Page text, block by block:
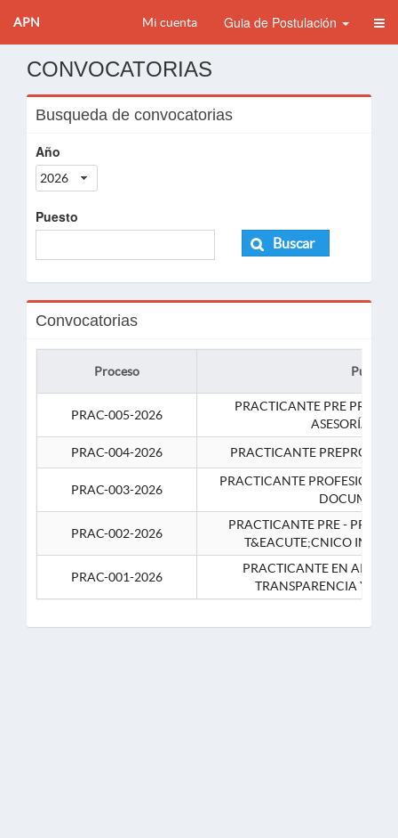
APN Mi cuenta Guia de Postulación
CONVOCATORIAS
Busqueda de convocatorias
Año
2026
Puesto
Buscar
Convocatorias
Proceso Puesto
PRAC-005-2026
PRACTICANTE PRE
ASESORÍA
PRAC-004-2026
PRACTICANTE
PRAC-003-2026
PRACTICANTE
PRAC-002-2026
PRACTICANTE PRE -
T&EACUTE;CNICO
PRAC-001-2026
PRACTICANTE EN APOYO
TRANSPARENCIA Y